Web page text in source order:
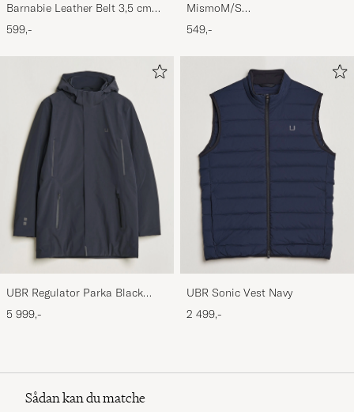
Barnabie Leather Belt 3,5 cm
Black
599,-
MismoM/S
CardholderNavy/Dark Brown
549,-
UBR Regulator Parka Black
Storm
5 999,-
UBR Sonic Vest Navy
2 499,-
Sådan kan du matche